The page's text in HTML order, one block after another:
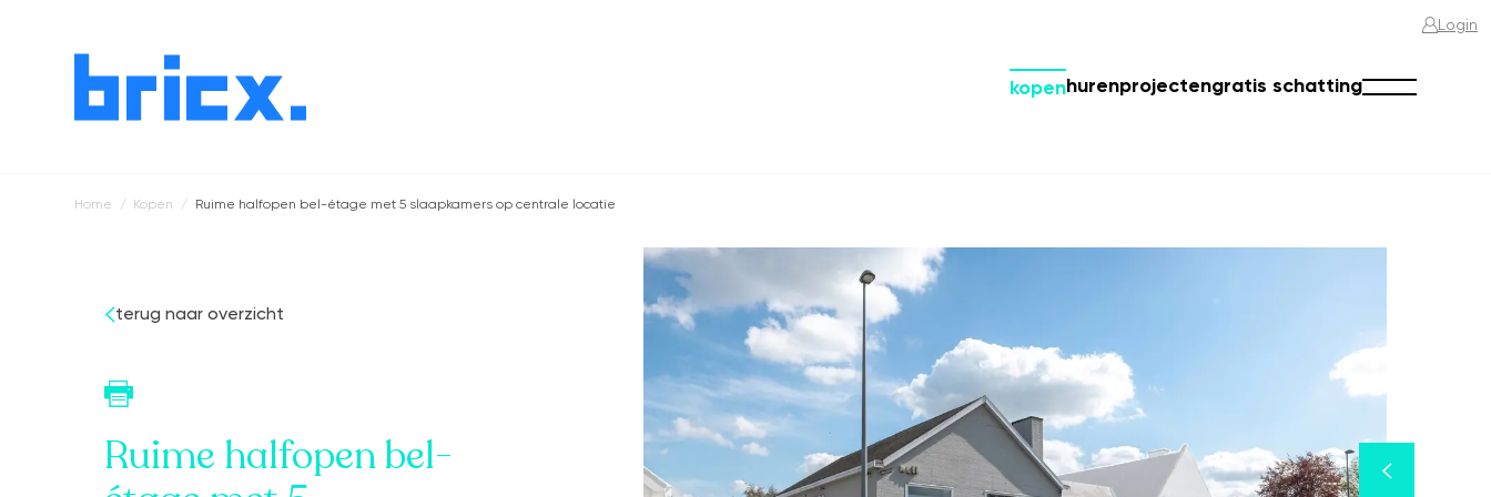
kopenhurenprojectengratis schatting
Login
Home Kopen Ruime halfopen bel-étage met 5 slaapkamers op centrale locatie
terug naar overzicht
Ruime halfopen bel-